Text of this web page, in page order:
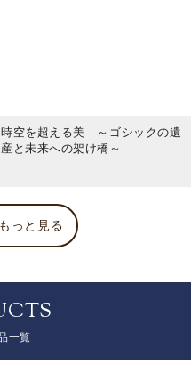
時空を超える美 ～ゴシックの遺
産と未来への架け橋～
っと見る
一覧